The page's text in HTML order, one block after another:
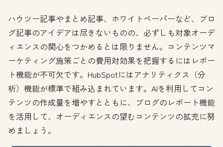
ハウツー記事やまとめ記事、ホワイトペーパーなど、ブロ
グ記事のアイデアは尽きないものの、必ずしも対象オーデ
ィエンスの関心をつかめるとは限りません。コンテンツマ
ーケティング施策ごとの費用対効果を把握するにはレポー
ト機能が不可欠です。HubSpotにはアナリティクス（分
析）機能が標準で組み込まれています。AIを利用してコン
テンツの作成量を増やすとともに、ブログのレポート機能
を活用して、オーディエンスの望むコンテンツの拡充に努
めましょう。